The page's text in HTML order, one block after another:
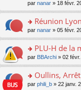
eu
s
ré
e
n
pl
u
s
ré
e
e
n
o
lu
le
pl
u
s
c
e
m
e
s
a
e
n
o
lu
le
ult
er
le
m
e
s
a
g
e
n
par nanar » 18 févr.
o
n
ult
er
le
m
e
Réunion
par nanar » 05 févr.
o
n
ult
er
PLU-H de la
par BBArchi » 02
o
Oullins,
par phili_b » 22 janv.